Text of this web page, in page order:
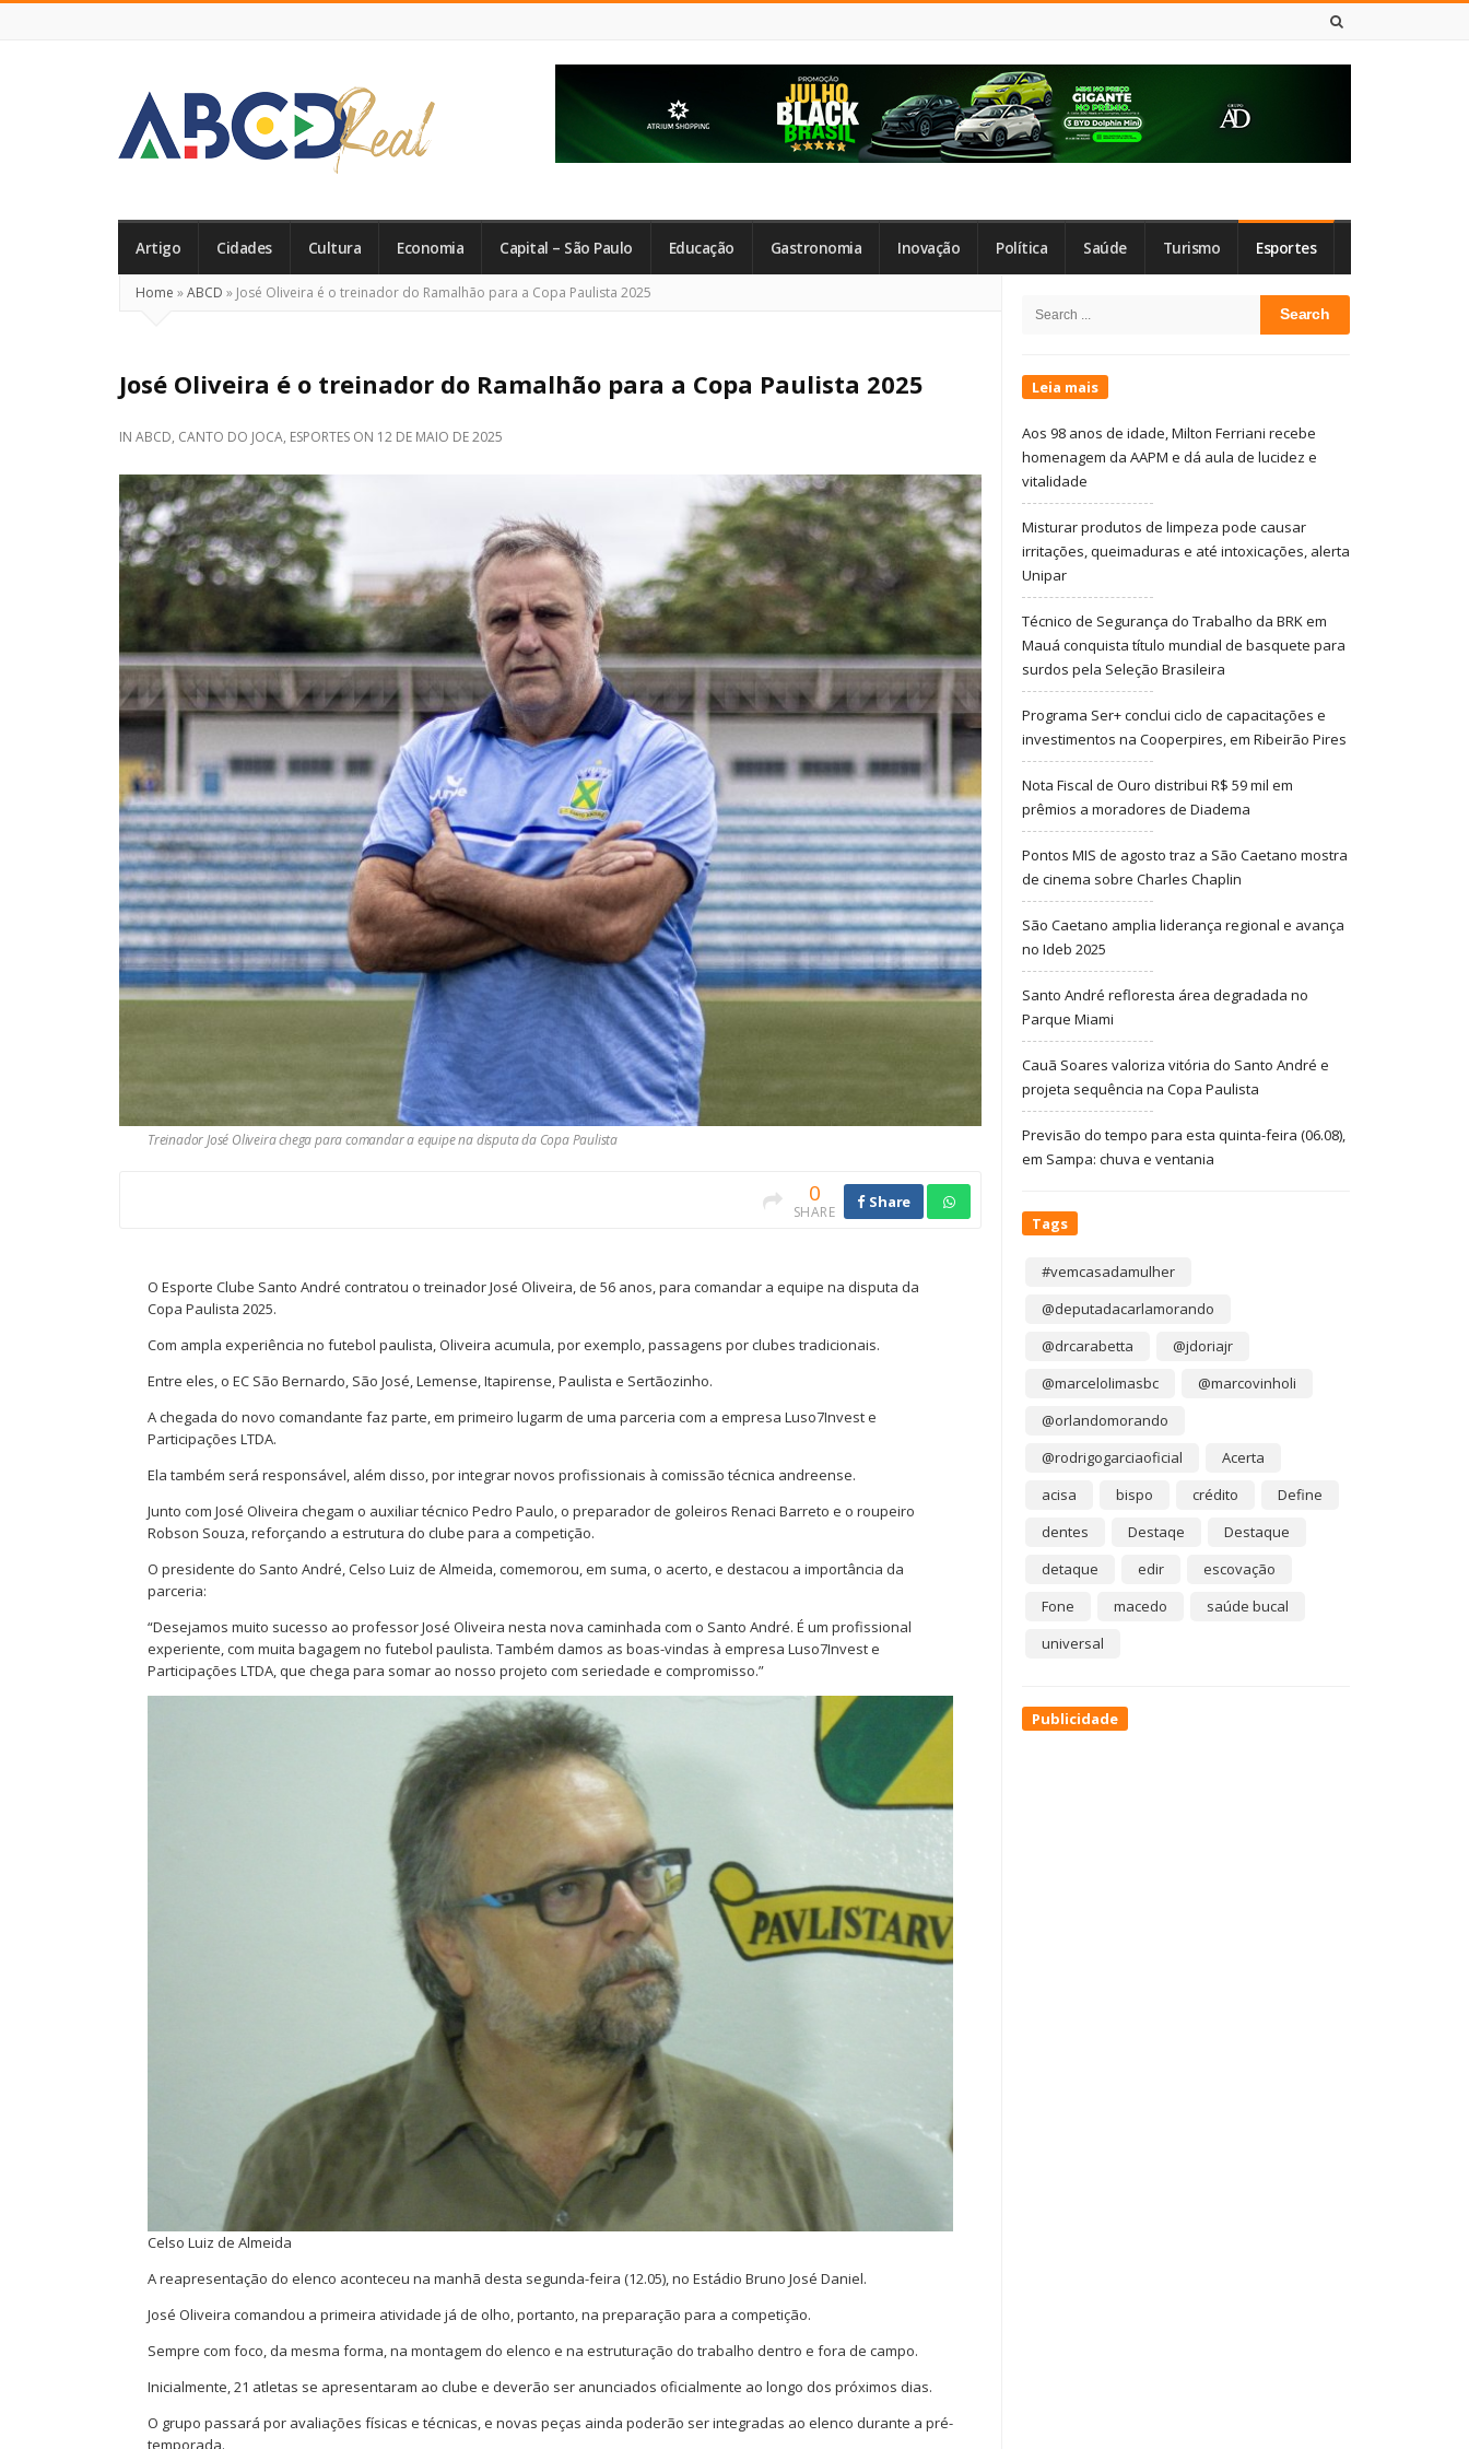
Real
Artigo Cidades Cultura Economia Capital – São Paulo Educação Gastronomia Inovação Política Saúde Turismo Esportes
Home »ABCD » José Oliveira é o treinador do Ramalhão para a Copa Paulista 2025
José Oliveira é o treinador do Ramalhão para a Copa Paulista 2025
IN ABCD, CANTO DO JOCA, ESPORTES ON 12 DE MAIO DE 2025
Treinador José Oliveira chega para comandar a equipe na disputa da Copa Paulista
0
SHARE
Share
O Esporte Clube Santo André contratou o treinador José Oliveira, de 56 anos, para comandar a equipe na disputa da
Copa Paulista 2025.
Com ampla experiência no futebol paulista, Oliveira acumula, por exemplo, passagens por clubes tradicionais.
Entre eles, o EC São Bernardo, São José, Lemense, Itapirense, Paulista e Sertãozinho.
A chegada do novo comandante faz parte, em primeiro lugarm de uma parceria com a empresa Luso7Invest e
Participações LTDA.
Ela também será responsável, além disso, por integrar novos profissionais à comissão técnica andreense.
Junto com José Oliveira chegam o auxiliar técnico Pedro Paulo, o preparador de goleiros Renaci Barreto e o roupeiro
Robson Souza, reforçando a estrutura do clube para a competição.
O presidente do Santo André, Celso Luiz de Almeida, comemorou, em suma, o acerto, e destacou a importância da
parceria:
“Desejamos muito sucesso ao professor José Oliveira nesta nova caminhada com o Santo André. É um profissional
experiente, com muita bagagem no futebol paulista. Também damos as boas-vindas à empresa Luso7Invest e
Participações LTDA, que chega para somar ao nosso projeto com seriedade e compromisso.”
Celso Luiz de Almeida
A reapresentação do elenco aconteceu na manhã desta segunda-feira (12.05), no Estádio Bruno José Daniel.
José Oliveira comandou a primeira atividade já de olho, portanto, na preparação para a competição.
Sempre com foco, da mesma forma, na montagem do elenco e na estruturação do trabalho dentro e fora de campo.
Inicialmente, 21 atletas se apresentaram ao clube e deverão ser anunciados oficialmente ao longo dos próximos dias.
O grupo passará por avaliações físicas e técnicas, e novas peças ainda poderão ser integradas ao elenco durante a pré-
temporada.
Sidebar
Search
Leia mais
Aos 98 anos de idade, Milton Ferriani recebe
homenagem da AAPM e dá aula de lucidez e
vitalidade
Misturar produtos de limpeza pode causar
irritações, queimaduras e até intoxicações, alerta
Unipar
Técnico de Segurança do Trabalho da BRK em
Mauá conquista título mundial de basquete para
surdos pela Seleção Brasileira
Programa Ser+ conclui ciclo de capacitações e
investimentos na Cooperpires, em Ribeirão Pires
Nota Fiscal de Ouro distribui R$ 59 mil em
prêmios a moradores de Diadema
Pontos MIS de agosto traz a São Caetano mostra
de cinema sobre Charles Chaplin
São Caetano amplia liderança regional e avança
no Ideb 2025
Santo André refloresta área degradada no
Parque Miami
Cauã Soares valoriza vitória do Santo André e
projeta sequência na Copa Paulista
Previsão do tempo para esta quinta-feira (06.08),
em Sampa: chuva e ventania
Tags
#vemcasadamulher
@deputadacarlamorando
@drcarabetta
@jdoriajr
@marcelolimasbc
@marcovinholi
@orlandomorando
@rodrigogarciaoficial
Acerta
acisa
bispo crédito
Define
dentes
Destaqe
Destaque
detaque
edir
escovação
Fone
macedo
saúde bucal
universal
Publicidade